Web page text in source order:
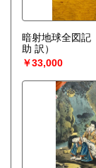
暗射地球全図記
助 訳）
￥33,000